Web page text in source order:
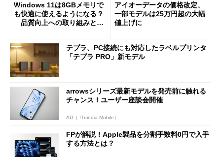
Windows 11は8GBメモリで
も快適に使えるようになる？
品質向上への取り組みと
アイオーデータの価格改定、
一部モデルは25万円超の大幅
値上げに
テプラ、PC接続にも対応したラベルプリンタ
「テプラ PRO」新モデル
arrowsシリーズ最新モデルを発売前に触れる
チャンス！ユーザー座談会開催
AD（ ITmedia Mobile）
FPが解説！Apple製品を分割手数料0円で入手
する方法とは？